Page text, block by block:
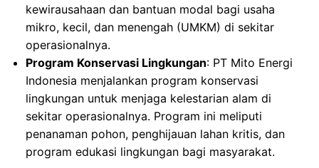
kewirausahaan dan bantuan modal bagi usaha
mikro, kecil, dan menengah (UMKM) di sekitar
operasionalnya.
Program Konservasi Lingkungan: PT Mito Energi
Indonesia menjalankan program konservasi
lingkungan untuk menjaga kelestarian alam di
sekitar operasionalnya. Program ini meliputi
penanaman pohon, penghijauan lahan kritis, dan
program edukasi lingkungan bagi masyarakat.